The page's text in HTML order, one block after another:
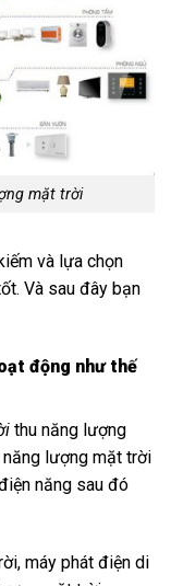
mặt trời
và lựa chọn
Và sau đây bạn
động như thế
thu năng lượng
lượng mặt trời
năng sau đó
máy phát điện di